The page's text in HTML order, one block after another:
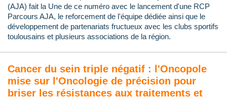
(AJA) fait la Une de ce numéro avec le lancement d'une RCP
Parcours AJA, le reforcement de l'équipe dédiée ainsi que le
développement de partenariats fructueux avec les clubs sportifs
toulousains et plusieurs associations de la région.
Cancer du sein triple négatif : l'Oncopole
mise sur l'Oncologie de précision pour
briser les résistances aux traitements et